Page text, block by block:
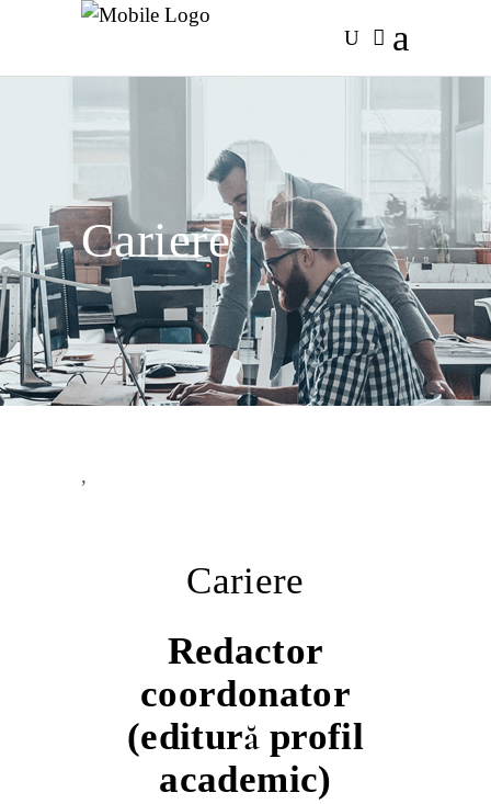
Cariere
,
Cariere
Redactor
coordonator
(editură profil
academic)